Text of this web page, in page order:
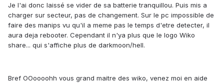
Je l'ai donc laissé se vider de sa batterie tranquillou. Puis mis a
charger sur secteur, pas de changement. Sur le pc impossible de
faire des manips vu qu'il a meme pas le temps d'etre detecter, il
aura deja rebooter. Cependant il n'ya plus que le logo Wiko
share... qui s'affiche plus de darkmoon/hell.
Bref OOoooohh vous grand maitre des wiko, venez moi en aide